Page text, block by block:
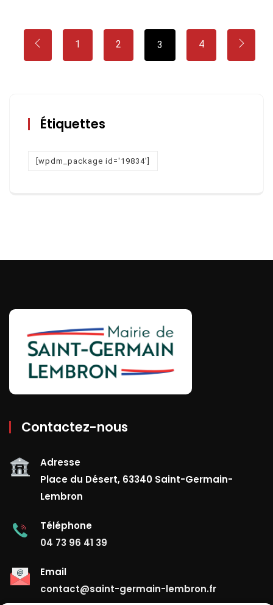
1 2 3 4
Étiquettes
[wpdm_package id='19834']
Contactez-nous
Adresse
Place du Désert, 63340 Saint-Germain-
Lembron
Téléphone
04 73 96 41 39
Email
contact@saint-germain-lembron.fr